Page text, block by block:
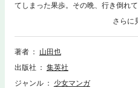
てしまった果歩。その晩、行き倒れ
の人が、民人の初恋の人・山王丸麗
超美人の麗子さんに負けじと頑張る
と一緒にJAMPの合宿所に潜入しよ
著者
山田也
出版社
集英社
ジャンル
少女マンガ